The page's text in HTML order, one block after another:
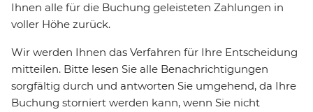
Ihnen alle für die Buchung geleisteten Zahlungen in
voller Höhe zurück.
Wir werden Ihnen das Verfahren für Ihre Entscheidung
mitteilen. Bitte lesen Sie alle Benachrichtigungen
sorgfältig durch und antworten Sie umgehend, da Ihre
Buchung storniert werden kann, wenn Sie nicht